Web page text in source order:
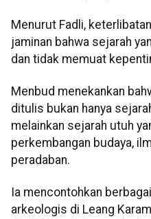
Menurut Fadli,
jaminan bahwa sejarah
dan tidak memuat
Menbud menekankan
ditulis bukan hanya
melainkan sejarah utuh
perkembangan budaya,
peradaban.
Ia mencontohkan
arkeologis di Leang